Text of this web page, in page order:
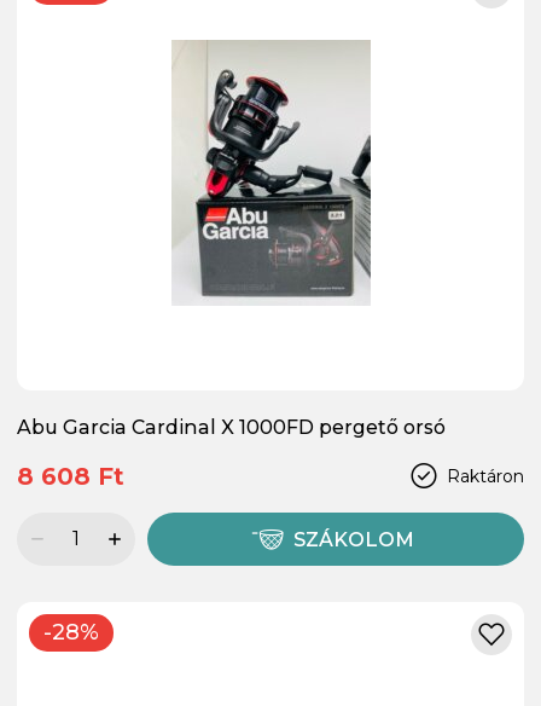
Abu Garcia Cardinal X 1000FD pergető orsó
Raktáron
8 608 Ft
SZÁKOLOM
-28%